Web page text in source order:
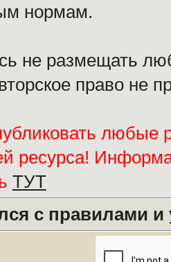
нормам.
не размещать
право не
любые
ресурса!
ТУТ
с правилами